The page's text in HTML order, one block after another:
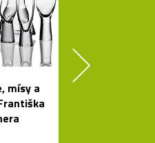
mísy a